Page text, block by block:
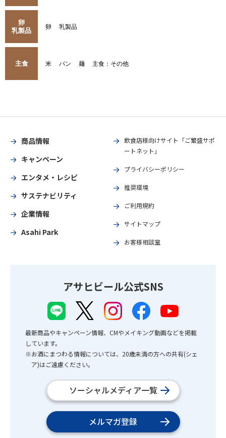
卵
乳製品
卵 乳製品
主食 米 パン 麺 主食：その他
商品情報
キャンペーン
エンタメ・レシピ
サステナビリティ
企業情報
Asahi Park
飲食店様向けサイト「ご繁盛サポ
ートネット」
プライバシーポリシー
推奨環境
ご利用規約
サイトマップ
お客様相談室
アサヒビール公式SNS
最新商品やキャンペーン情報、CMやメイキング動画などを掲載
しています。
※お酒にまつわる情報については、20歳未満の方への共有(シェ
ア)はご遠慮ください。
ソーシャルメディア一覧
メルマガ登録